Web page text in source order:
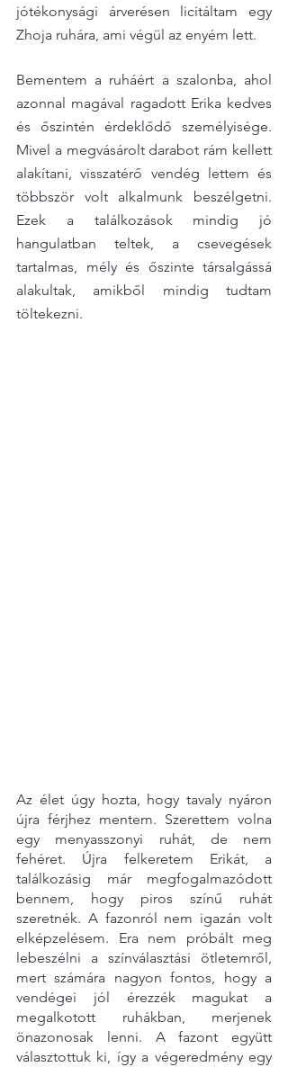
jótékonysági árverésen licitáltam egy
Zhoja ruhára, ami végül az enyém lett.
Bementem a ruháért a szalonba, ahol
azonnal magával ragadott Erika kedves
és őszintén érdeklődő személyisége.
Mivel a megvásárolt darabot rám kellett
alakítani, visszatérő vendég lettem és
többször volt alkalmunk beszélgetni.
Ezek a találkozások mindig jó
hangulatban teltek, a csevegések
tartalmas, mély és őszinte társalgássá
alakultak, amikből mindig tudtam
töltekezni.
Az élet úgy hozta, hogy tavaly nyáron
újra férjhez mentem. Szerettem volna
egy menyasszonyi ruhát, de nem
fehéret. Újra felkeretem Erikát, a
találkozásig már megfogalmazódott
bennem, hogy piros színű ruhát
szeretnék. A fazonról nem igazán volt
elképzelésem. Era nem próbált meg
lebeszélni a színválasztási ötletemről,
mert számára nagyon fontos, hogy a
vendégei jól érezzék magukat a
megalkotott ruhákban, merjenek
önazonosak lenni. A fazont együtt
választottuk ki, így a végeredmény egy